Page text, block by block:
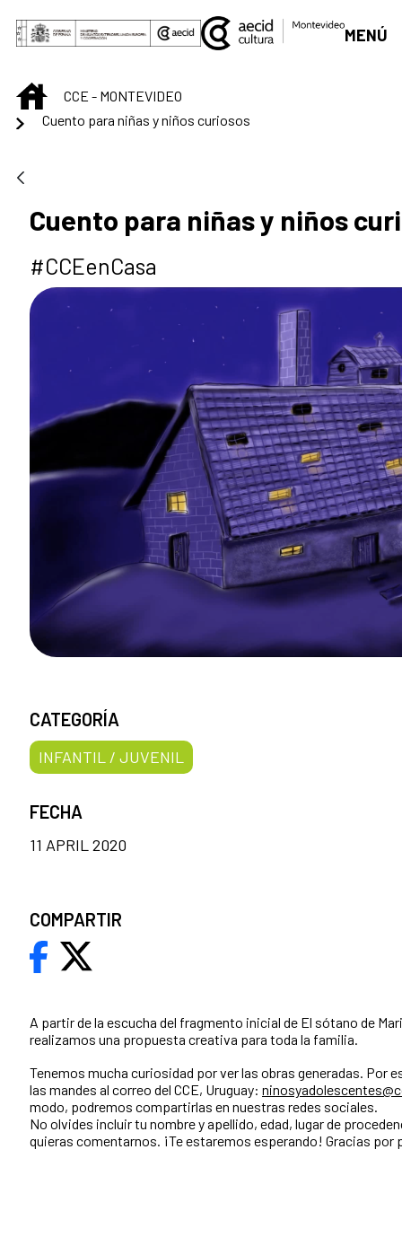
Skip to Main Content
MENÚ
INICIOCCE - MONTEVIDEO
Cuento para niñas y niños curiosos
Cuento para niñas y niños
#CCEenCasa
A partir de la escucha del fragmento inicial de El sótano de
realizamos una propuesta creativa para toda la familia.
Tenemos mucha curiosidad por ver las obras generadas. Por
las mandes al correo del CCE, Uruguay:
modo, podremos compartirlas en nuestras redes sociales.
No olvides incluir tu nombre y apellido, edad, lugar de
quieras comentarnos. ¡Te estaremos esperando! Gracias por
CATEGORÍA
INFANTIL / JUVENIL
FECHA
11 APRIL 2020
COMPARTIR